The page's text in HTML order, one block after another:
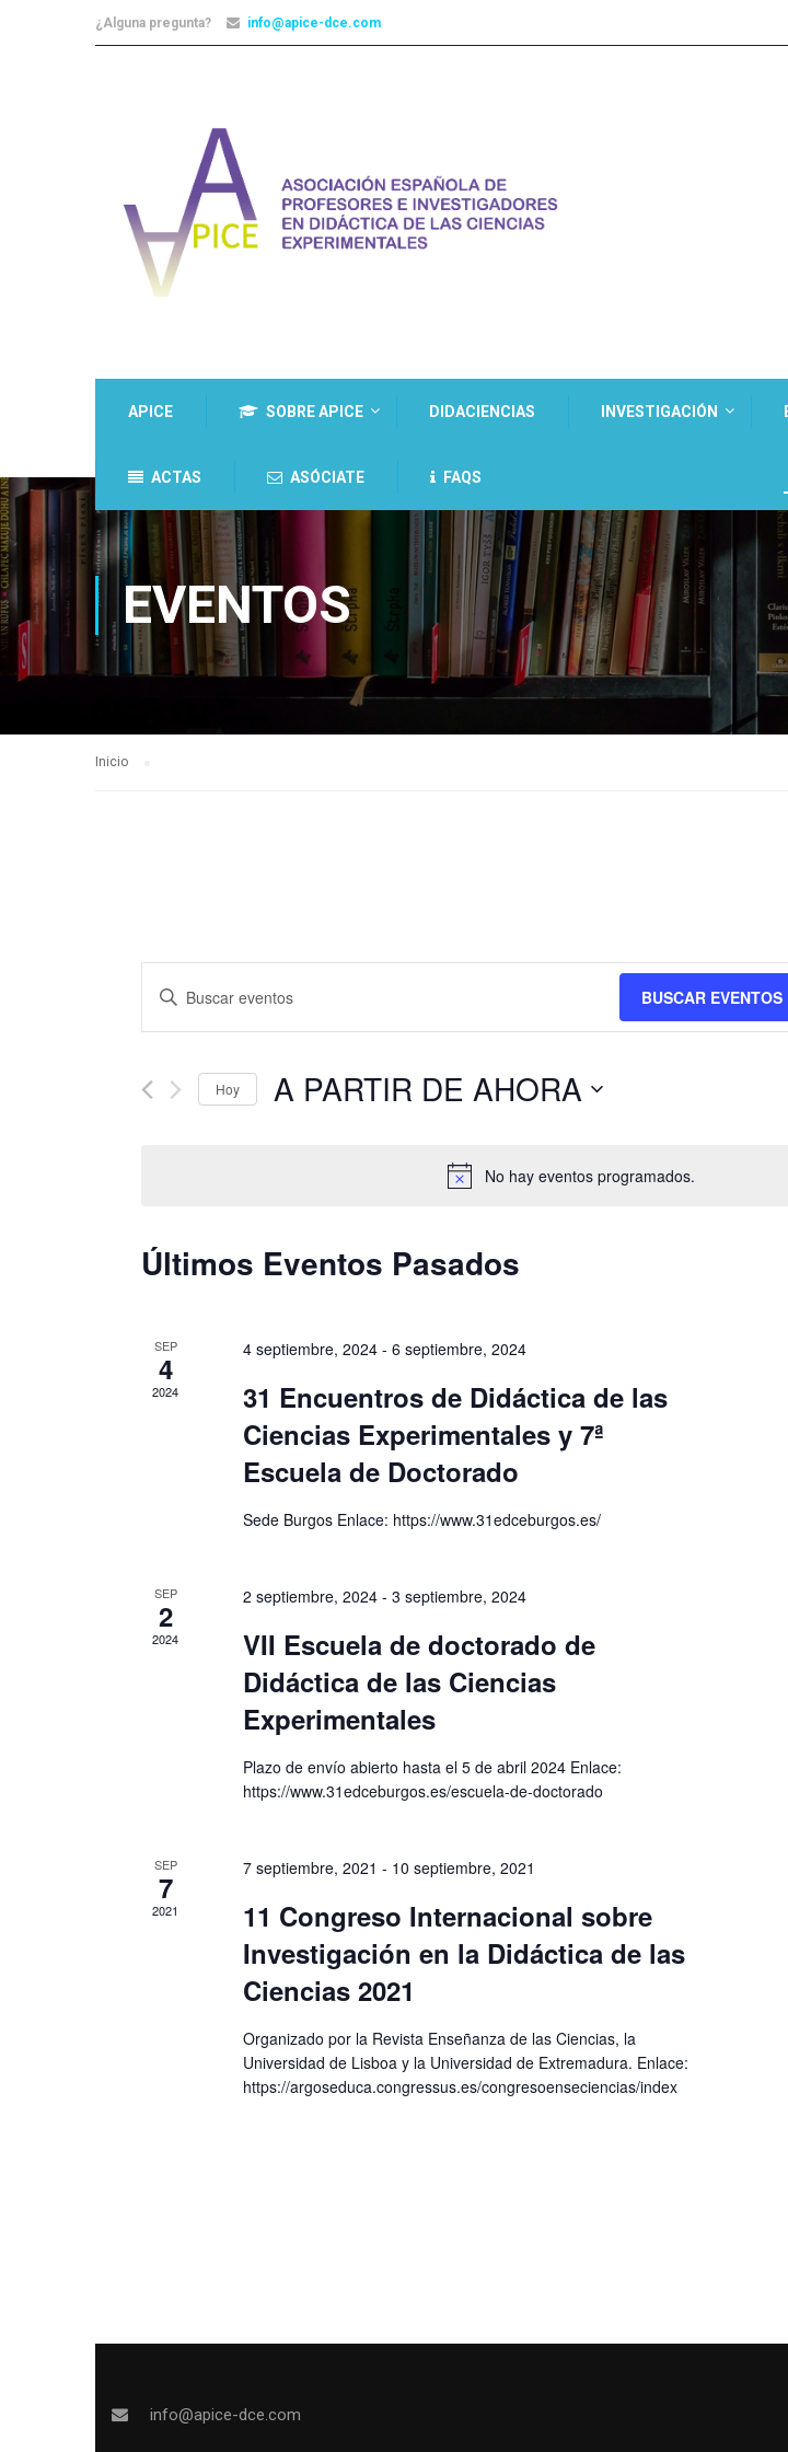
¿Alguna pregunta? info@apice-dce.com
APICE SOBRE APICE DIDACIENCIAS INVESTIGACIÓN
ACTAS ASÓCIATE FAQS
EVENTOS
Inicio
No hay eventos programados.
Navegación
de
búsqueda
Eventos
Introduce
Busca
BUSCAR EVENTOS
Hoy A PARTIR DE AHORA
Últimos Eventos Pasados
SEP
4
2024
4 septiembre, 2024- 6 septiembre, 2024
31 Encuentros de Didáctica de las
Ciencias Experimentales y 7ª
Escuela de Doctorado
Sede Burgos Enlace: https://www.31edceburgos.es/
SEP
2
2024
2 septiembre, 2024- 3 septiembre, 2024
VII Escuela de doctorado de
Didáctica de las Ciencias
Experimentales
Plazo de envío abierto hasta el 5 de abril 2024 Enlace:
https://www.31edceburgos.es/escuela-de-doctorado
SEP
7
2021
7 septiembre, 2021 - 10 septiembre, 2021
11 Congreso Internacional sobre
Investigación en la Didáctica de las
Ciencias 2021
Organizado por la Revista Enseñanza de las Ciencias, la
Universidad de Lisboa y la Universidad de Extremadura. Enlace:
https://argoseduca.congressus.es/congresoenseciencias/index
info@apice-dce.com